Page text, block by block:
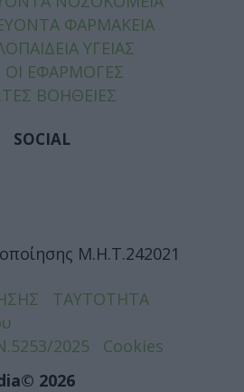
ΦΑΡΜΑΚΕΙΑ
ΥΓΕΙΑΣ
ΟΙ ΕΦΑΡΜΟΓΕΣ
ΒΟΗΘΕΙΕΣ
SOCIAL
Μ.Η.Τ.242021
ΤΑΥΤΟΤΗΤΑ
2025
Cookies
2026